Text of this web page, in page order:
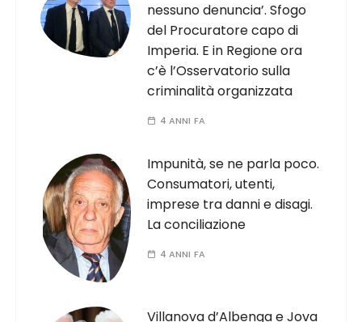
nessuno denuncia’. Sfogo
del Procuratore capo di
Imperia. E in Regione ora
c’è l’Osservatorio sulla
criminalità organizzata
4 ANNI FA
Impunità, se ne parla poco.
Consumatori, utenti,
imprese tra danni e disagi.
La conciliazione
4 ANNI FA
Villanova d’Albenga e Jova